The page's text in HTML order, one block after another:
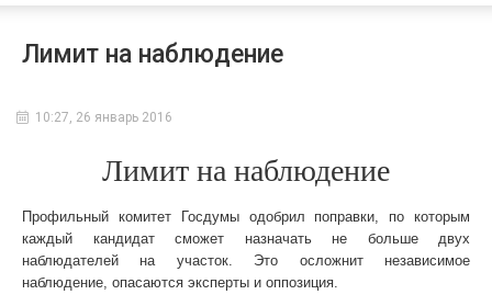
Лимит на наблюдение
10:27, 26 январь 2016
Лимит на наблюдение
Профильный комитет Госдумы одобрил поправки, по которым
каждый кандидат сможет назначать не больше двух
наблюдателей на участок. Это осложнит независимое
наблюдение, опасаются эксперты и оппозиция.